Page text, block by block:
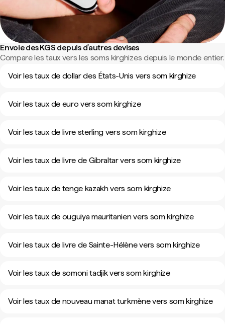
Envoie des KGS depuis d'autres devises
Compare les taux vers les soms kirghizes depuis le monde entier.
Voir les taux de dollar des États-Unis vers som kirghize
Voir les taux de euro vers som kirghize
Voir les taux de livre sterling vers som kirghize
Voir les taux de livre de Gibraltar vers som kirghize
Voir les taux de tenge kazakh vers som kirghize
Voir les taux de ouguiya mauritanien vers som kirghize
Voir les taux de livre de Sainte-Hélène vers som kirghize
Voir les taux de somoni tadjik vers som kirghize
Voir les taux de nouveau manat turkmène vers som kirghize